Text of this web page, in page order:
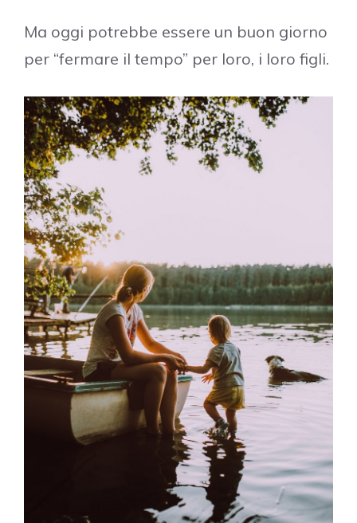
Ma oggi potrebbe essere un buon giorno
per “fermare il tempo” per loro, i loro figli.